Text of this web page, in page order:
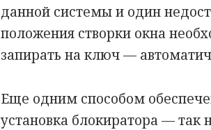
данной системы и один
положения створки окна
запирать на ключ —
Еще одним способом
установка блокиратора — так